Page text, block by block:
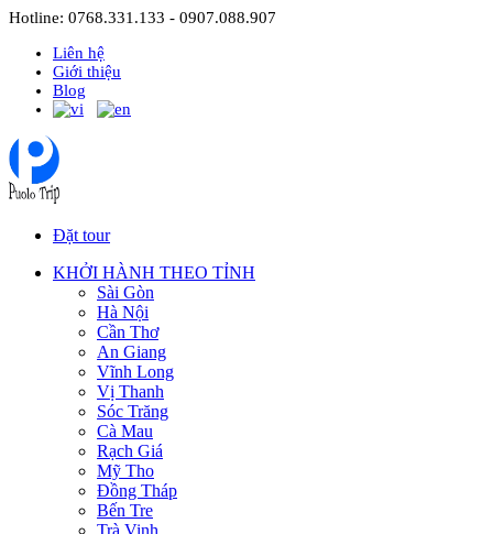
Hotline: 0768.331.133 - 0907.088.907
Liên hệ
Giới thiệu
Blog
Đặt tour
KHỞI HÀNH THEO TỈNH
Sài Gòn
Hà Nội
Cần Thơ
An Giang
Vĩnh Long
Vị Thanh
Sóc Trăng
Cà Mau
Rạch Giá
Mỹ Tho
Đồng Tháp
Bến Tre
Trà Vinh